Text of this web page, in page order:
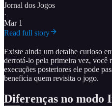
Jornal dos Jogos
·
Mar 1
Read full story
Existe ainda um detalhe curioso
derrotá-lo pela primeira vez, você
execuções posteriores ele pode
beneficia quem revisita o jogo.
Diferenças no modo